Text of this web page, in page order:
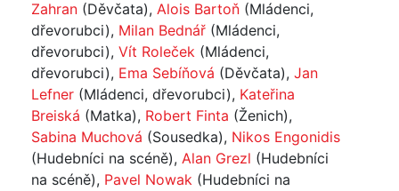
Zahran (Děvčata), Alois Bartoň (Mládenci,
dřevorubci), Milan Bednář (Mládenci,
dřevorubci), Vít Roleček (Mládenci,
dřevorubci), Ema Sebíňová (Děvčata), Jan
Lefner (Mládenci, dřevorubci), Kateřina
Breiská (Matka), Robert Finta (Ženich),
Sabina Muchová (Sousedka), Nikos Engonidis
(Hudebníci na scéně), Alan Grezl (Hudebníci
na scéně), Pavel Nowak (Hudebníci na